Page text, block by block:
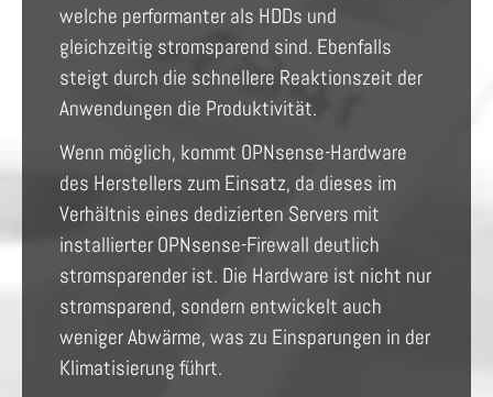
welche performanter als HDDs und
gleichzeitig stromsparend sind. Ebenfalls
steigt durch die schnellere Reaktionszeit der
Anwendungen die Produktivität.
Wenn möglich, kommt OPNsense-Hardware
des Herstellers zum Einsatz, da dieses im
Verhältnis eines dedizierten Servers mit
installierter OPNsense-Firewall deutlich
stromsparender ist. Die Hardware ist nicht nur
stromsparend, sondern entwickelt auch
weniger Abwärme, was zu Einsparungen in der
Klimatisierung führt.